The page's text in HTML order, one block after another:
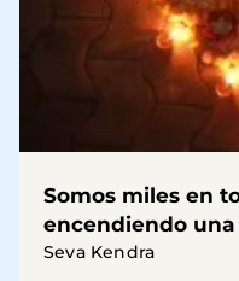
Somos miles en
encendiendo
Seva Kendra